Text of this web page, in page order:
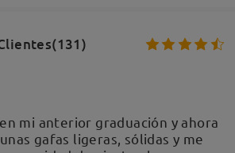
mi anterior graduación y ahora
gafas ligeras, sólidas y me